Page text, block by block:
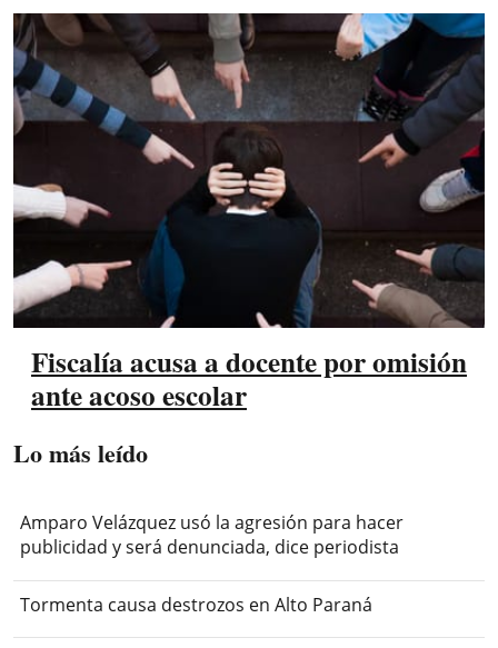
Fiscalía acusa a docente por omisión
ante acoso escolar
Lo más leído
Amparo Velázquez usó la agresión para hacer
publicidad y será denunciada, dice periodista
Tormenta causa destrozos en Alto Paraná